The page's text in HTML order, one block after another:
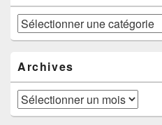
Catégories
Archives
Archives